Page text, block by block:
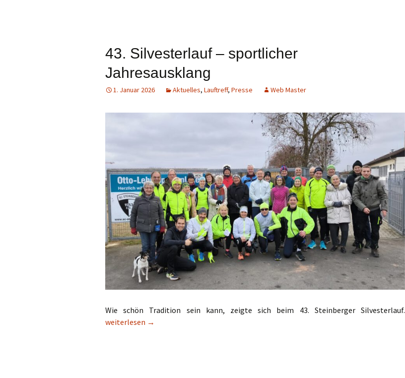
43. Silvesterlauf – sportlicher
Jahresausklang
1. Januar 2026 Aktuelles, Lauftreff, Presse Web Master
Wie schön Tradition sein kann, zeigte sich beim 43. Steinberger Silvesterlauf.
43. Silvesterlauf – sportlicher Jahresausklang
weiterlesen →